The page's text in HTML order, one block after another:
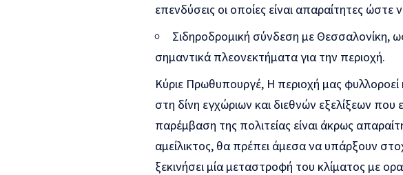
επενδύσεις οι οποίες είναι απαραίτητες
Σιδηροδρομική σύνδεση με Θεσσαλονίκη,
σημαντικά πλεονεκτήματα για την περιοχή.
Κύριε Πρωθυπουργέ, Η περιοχή μας φυλλοροεί
στη δίνη εγχώριων και διεθνών εξελίξεων
παρέμβαση της πολιτείας είναι άκρως
αμείλικτος, θα πρέπει άμεσα να υπάρξουν
ξεκινήσει μία μεταστροφή του κλίματος με